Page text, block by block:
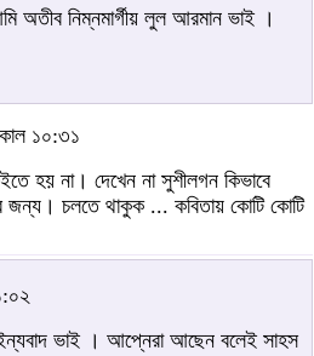
অতীব নিম্নমার্গীয় লুল আরমান ভাই ।
১০:৩১
হয় না। দেখেন না সুশীলগন কিভাবে
জন্য। চলতে থাকুক ... কবিতায় কোটি কোটি
ভাই । আপ্নেরা আছেন বলেই সাহস